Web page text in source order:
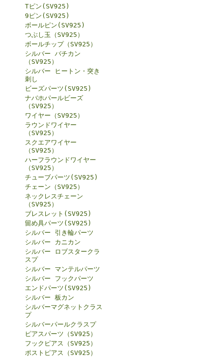
Tピン(SV925)
9ピン(SV925)
ボールピン(SV925)
つぶし玉（SV925）
ボールチップ（SV925）
シルバー バチカン
（SV925）
シルバー ヒートン・突き
刺し
ビーズパーツ(SV925)
ナバホパールビーズ
（SV925）
ワイヤー（SV925）
ラウンドワイヤー
（SV925）
スクエアワイヤー
（SV925）
ハーフラウンドワイヤー
（SV925）
チューブパーツ(SV925)
チェーン（SV925）
ネックレスチェーン
（SV925）
ブレスレット(SV925)
留め具パーツ(SV925)
シルバー 引き輪パーツ
シルバー カニカン
シルバー ロブスタークラ
スプ
シルバー マンテルパーツ
シルバー フックパーツ
エンドパーツ(SV925)
シルバー 板カン
シルバーマグネットクラス
プ
シルバーパールクラスプ
ピアスパーツ（SV925）
フックピアス（SV925）
ポストピアス（SV925）